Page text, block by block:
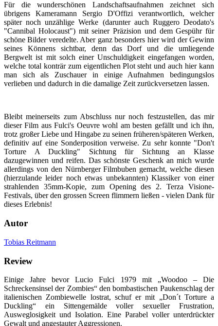
Für die wunderschönen Landschaftsaufnahmen zeichnet sich
übrigens Kameramann Sergio D'Offizi verantwortlich, welcher
später noch unzählige Werke (darunter auch Ruggero Deodato's
"Cannibal Holocaust") mit seiner Präzision und dem Gespühr für
schöne Bilder veredelte. Aber ganz besonders hier wird der Gewinn
seines Könnens sichtbar, denn das Dorf und die umliegende
Bergwelt ist mit solch einer Unschuldigkeit eingefangen worden,
welche total konträr zum eigentlichen Plot steht und auch hier kann
man sich als Zuschauer in einige Aufnahmen bedingungslos
verlieben und dadurch in die damalige Zeit zurückversetzen lassen.
Bleibt meinerseits zum Abschluss nur noch festzustellen, das mir
dieser Film aus Fulci's Oeuvre wohl am besten gefällt und ich ihn,
trotz großer Liebe und Hingabe zu seinen früheren/späteren Werken,
definitiv auf eine Sonderposition verweise. Zu sehr konnte "Don't
Torture A Duckling" Sichtung für Sichtung an Klasse
dazugewinnen und reifen. Das schönste Geschenk an mich wurde
allerdings von den Nürnberger Filmbuben gemacht, welche diesen
(hierzulande leider noch etwas unbekannten) Klassiker von einer
strahlenden 35mm-Kopie, zum Opening des 2. Terza Visione-
Festivals, über den grossen Screen flimmern ließen - vielen Dank für
dieses Erlebnis!
Autor
Tobias Reitmann
Review
Einige Jahre bevor Lucio Fulci 1979 mit „Woodoo – Die
Schreckensinsel der Zombies“ den bombastischen Paukenschlag der
italienischen Zombiewelle lostrat, schuf er mit „Don´t Torture a
Duckling“ ein Sittengemälde voller sexueller Frustration,
Ausweglosigkeit und Isolation. Eine Parabel voller unterdrückter
Gewalt und angestauter Aggressionen.